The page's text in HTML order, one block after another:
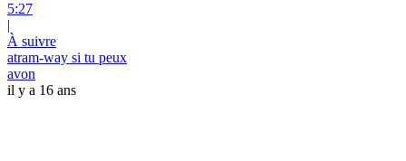
5:27
|
À suivre
atram-way si tu peux
avon
il y a 16 ans